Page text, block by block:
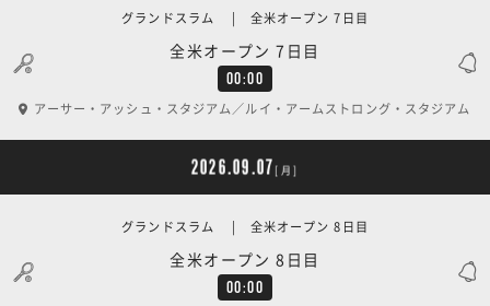
00:00
全米オープン 7日目
グランドスラム | 全米オープン 7日目
アーサー・アッシュ・スタジアム／ルイ・アームストロング・スタジアム
2026.09.07 [月]
00:00
全米オープン 8日目
グランドスラム | 全米オープン 8日目